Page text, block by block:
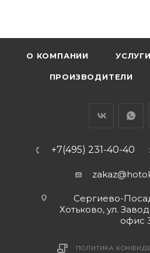
О КОМПАНИИ УСЛУГИ
ПРОИЗВОДИТЕЛИ
+7(495) 231-40-40
Сергиево-
Хотьково, ул.
офис
ПОЛИТИКА